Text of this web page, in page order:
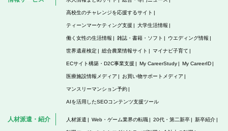
高校生のチャレンジを応援するサイト
ティーンマーケティング支援 大学生活情報
働く女性の生活情報 雑誌・書籍・ソフト ウエディング情報
世界遺産検定 総合農業情報サイト マイナビ子育て
ECサイト構築・D2C事業支援 My CareerStudy My CareerID
医療施設情報メディア お買い物サポートメディア
マンスリーマンション予約
AIを活用したSEOコンテンツ支援ツール
人材派遣・紹介 人材派遣 Web・ゲーム業界の転職 20代・第二新卒 新卒紹介